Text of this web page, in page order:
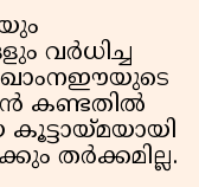
വർധിച്ച
ഖാംനഈയുടെ
കണ്ടതിൽ
തർക്കമില്ല.